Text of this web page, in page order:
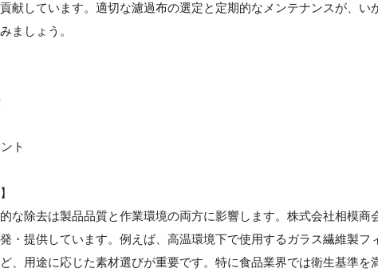
献しています。適切な濾過布の選定と定期的なメンテナンスが、い
ましょう。
ト
な除去は製品品質と作業環境の両方に影響します。株式会社相模商
・提供しています。例えば、高温環境下で使用するガラス繊維製フ
、用途に応じた素材選びが重要です。特に食品業界では衛生基準を